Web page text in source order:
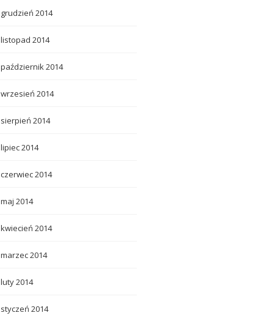
grudzień 2014
listopad 2014
październik 2014
wrzesień 2014
sierpień 2014
lipiec 2014
czerwiec 2014
maj 2014
kwiecień 2014
marzec 2014
luty 2014
styczeń 2014